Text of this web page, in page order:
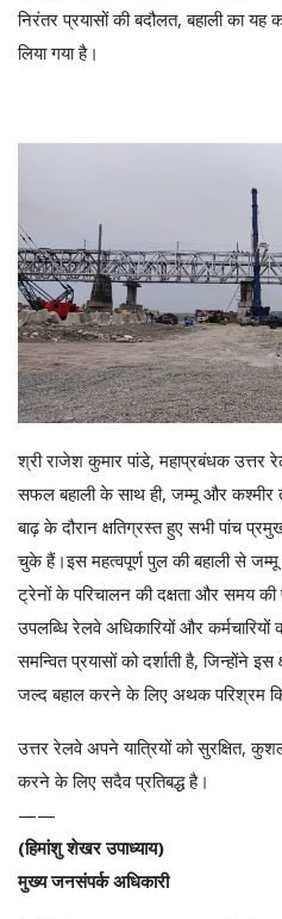
निरंतर प्रयासों की बदौलत, बहाली का
लिया गया है।
श्री राजेश कुमार पांडे, महाप्रबंधक उत्तर
सफल बहाली के साथ ही, जम्मू और कश्मीर
बाढ़ के दौरान क्षतिग्रस्त हुए सभी पांच
चुके हैं।इस महत्वपूर्ण पुल की बहाली से
ट्रेनों के परिचालन की दक्षता और समय की
उपलब्धि रेलवे अधिकारियों और कर्मचारियों
समन्वित प्रयासों को दर्शाती है, जिन्होंने
जल्द बहाल करने के लिए अथक परिश्रम
उत्तर रेलवे अपने यात्रियों को सुरक्षित,
करने के लिए सदैव प्रतिबद्ध है।
——
(हिमांशु शेखर उपाध्याय)
मुख्य जनसंपर्क अधिकारी